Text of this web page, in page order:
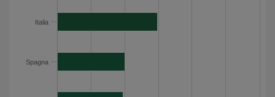
14.9
10
Francia
Italia
Spagna